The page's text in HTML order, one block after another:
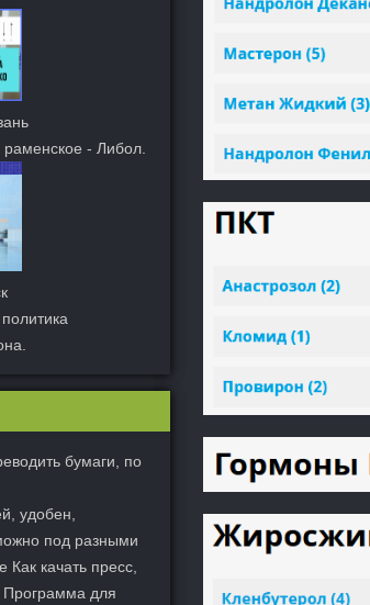
- Либол.
бумаги, по
удобен,
под разными
качать пресс,
Программа для